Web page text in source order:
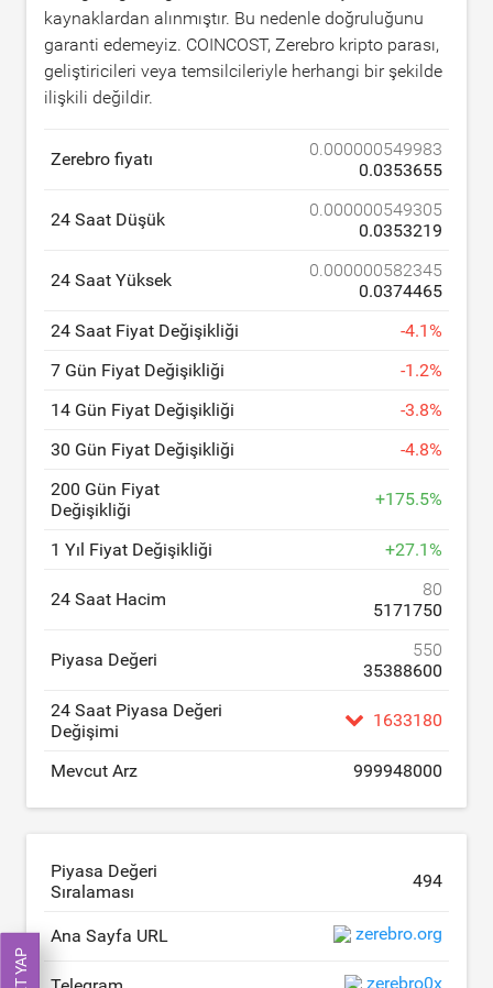
kaynaklardan alınmıştır. Bu nedenle doğruluğunu
garanti edemeyiz. COINCOST, Zerebro kripto parası,
geliştiricileri veya temsilcileriyle herhangi bir şekilde
ilişkili değildir.
Zerebro fiyatı
0.000000549983
0.0353655
24 Saat Düşük
0.000000549305
0.0353219
24 Saat Yüksek
0.000000582345
0.0374465
24 Saat Fiyat Değişikliği
-4.1%
7 Gün Fiyat Değişikliği
-1.2%
14 Gün Fiyat Değişikliği
-3.8%
30 Gün Fiyat Değişikliği
-4.8%
200 Gün Fiyat
Değişikliği
+175.5%
1 Yıl Fiyat Değişikliği +27.1%
24 Saat Hacim
80
5171750
Piyasa Değeri
550
35388600
24 Saat Piyasa Değeri
Değişimi
1633180
Mevcut Arz 999948000
Piyasa Değeri
Sıralaması
494
Ana Sayfa URL zerebro.org
zerebro0x